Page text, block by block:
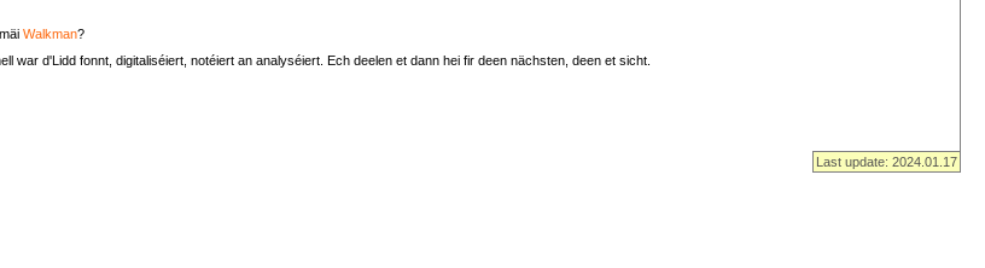
Walkman?
war d'Lidd fonnt, digitaliséiert, notéiert an analyséiert. Ech deelen et dann hei fir deen nächsten, deen et sicht.
Last update: 2024.01.17